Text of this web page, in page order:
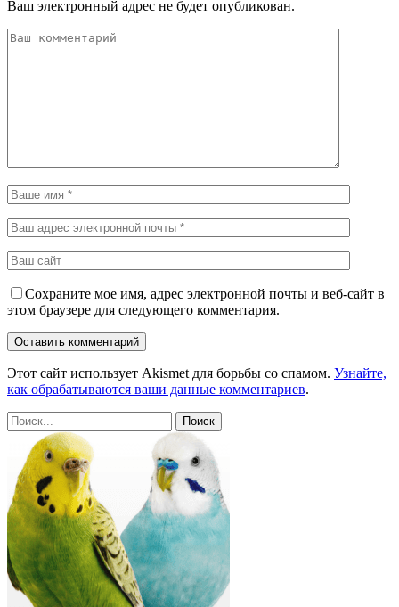
Ваш электронный адрес не будет опубликован.
Сохраните мое имя, адрес электронной почты и веб-сайт в
этом браузере для следующего комментария.
Этот сайт использует Akismet для борьбы со спамом. Узнайте,
как обрабатываются ваши данные комментариев.